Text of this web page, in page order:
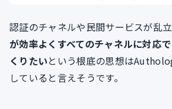
認証のチャネルや民間サービスが乱
が効率よくすべてのチャネルに対応
くりたいという根底の思想は
していると言えそうです。